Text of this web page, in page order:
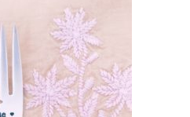
FOURCHETTES
VINTAGE : MR & MME +
DATE
€